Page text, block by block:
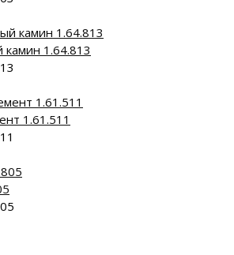
1.64.813
1.61.511